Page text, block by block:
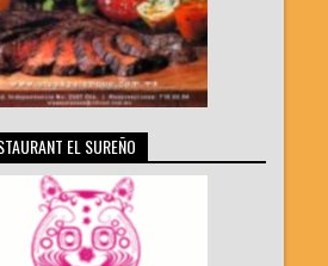
EL SUREÑO